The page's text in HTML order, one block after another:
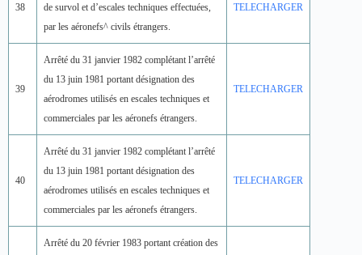
38
de survol et d’escales techniques effectuées,
par les aéronefs^ civils étrangers.
TELECHARGER
39
Arrêté du 31 janvier 1982 complétant l’arrêté
du 13 juin 1981 portant désignation des
aérodromes utilisés en escales techniques et
commerciales par les aéronefs étrangers.
TELECHARGER
40
Arrêté du 31 janvier 1982 complétant l’arrêté
du 13 juin 1981 portant désignation des
aérodromes utilisés en escales techniques et
commerciales par les aéronefs étrangers.
TELECHARGER
Arrêté du 20 février 1983 portant création des